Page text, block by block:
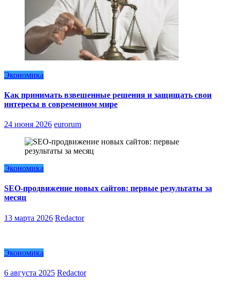
Экономика
Как принимать взвешенные решения и защищать свои
интересы в современном мире
24 июня 2026 eurorum
Экономика
SEO-продвижение новых сайтов: первые результаты за
месяц
13 марта 2026 Redactor
Экономика
6 августа 2025 Redactor